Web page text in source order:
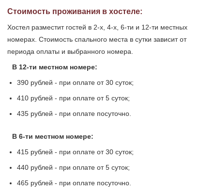
Стоимость проживания в хостеле:
Хостел разместит гостей в 2-х, 4-х, 6-ти и 12-ти местных
номерах. Стоимость спального места в сутки зависит от
периода оплаты и выбранного номера.
В 12-ти местном номере:
390 рублей - при оплате от 30 суток;
410 рублей - при оплате от 5 суток;
435 рублей - при оплате посуточно.
В 6-ти местном номере:
415 рублей - при оплате от 30 суток;
440 рублей - при оплате от 5 суток;
465 рублей - при оплате посуточно.